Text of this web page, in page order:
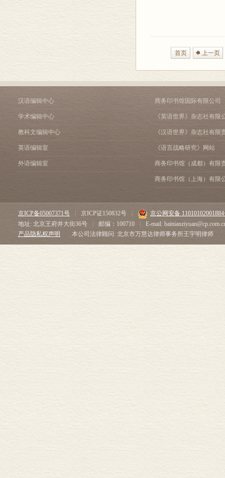
首页 上一页
汉语编辑中心
学术编辑中心
教科文编辑中心
英语编辑室
外语编辑室
商务印书馆国际有限公司
《英语世界》杂志社有限
《汉语世界》杂志社有限
《语言战略研究》网站
商务印书馆（成都）有限
商务印书馆（上海）有限
京ICP备05007371号 京ICP证150832号
京公网安备
地址: 北京王府井大街36号
邮编：100710
E-mail:
产品隐私权声明
本公司法律顾问: 北京市万慧达律师事务所王宇明律师